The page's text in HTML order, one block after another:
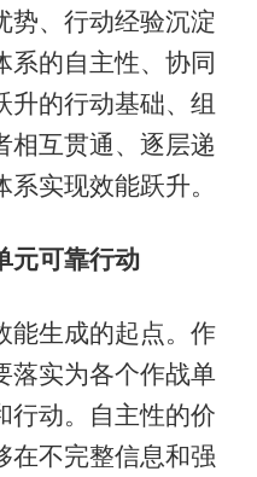
势、行动经验沉淀
系的自主性、协同
升的行动基础、组
相互贯通、逐层递
实现效能跃升。
元可靠行动
生成的起点。作
落实为各个作战单
行动。自主性的价
在不完整信息和强